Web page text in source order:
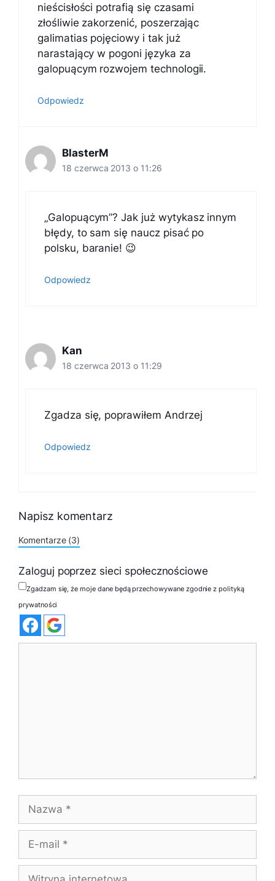
nieścisłości potrafią się czasami
złośliwie zakorzenić, poszerzając
galimatias pojęciowy i tak już
narastający w pogoni języka za
galopuącym rozwojem technologii.
Odpowiedz
BlasterM
18 czerwca 2013 o 11:26
„Galopuącym”? Jak już wytykasz innym
błędy, to sam się naucz pisać po
polsku, baranie! 😉
Odpowiedz
Kan
18 czerwca 2013 o 11:29
Zgadza się, poprawiłem Andrzej
Odpowiedz
Napisz komentarz
Komentarze (3)
Zaloguj poprzez sieci społecznościowe
Zgadzam się, że moje dane będą przechowywane zgodnie z polityką
prywatności
mail